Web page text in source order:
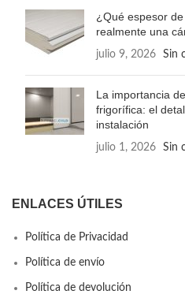
¿Qué espesor
realmente una
julio 9, 2026 Sin
La importancia
frigorífica: el
instalación
julio 1, 2026 Sin
ENLACES ÚTILES
Política de Privacidad
Política de envío
Política de devolución